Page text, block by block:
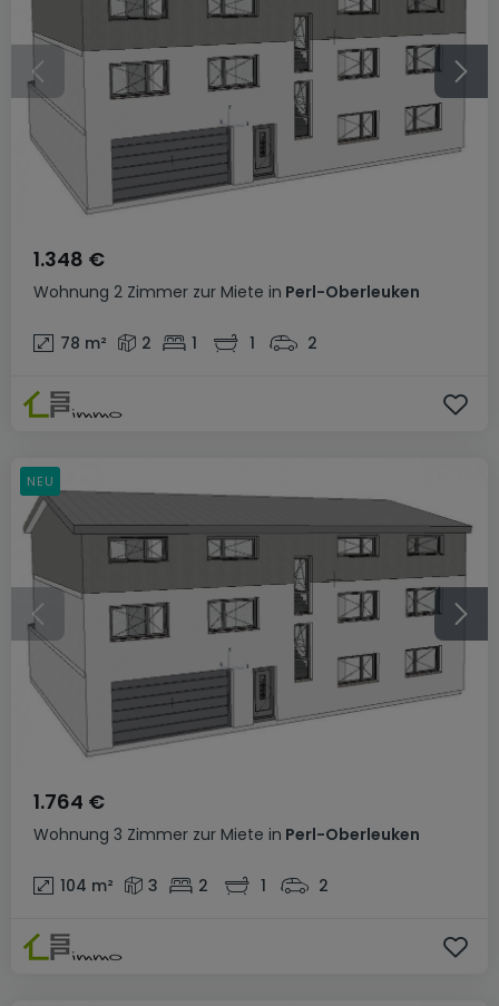
Wohnung 2 Zimmer zur Miete in Perl-Oberleuken
1.348 €
78 m² 2 1 1 2
Wohnung 3 Zimmer zur Miete in Perl-Oberleuken
1.764 €
104 m² 3 2 1 2
NEU